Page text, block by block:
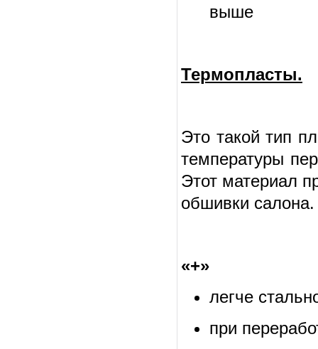
выше
Термопласты.
Это такой тип
температуры
Этот материал
обшивки салона.
«+»
легче
при